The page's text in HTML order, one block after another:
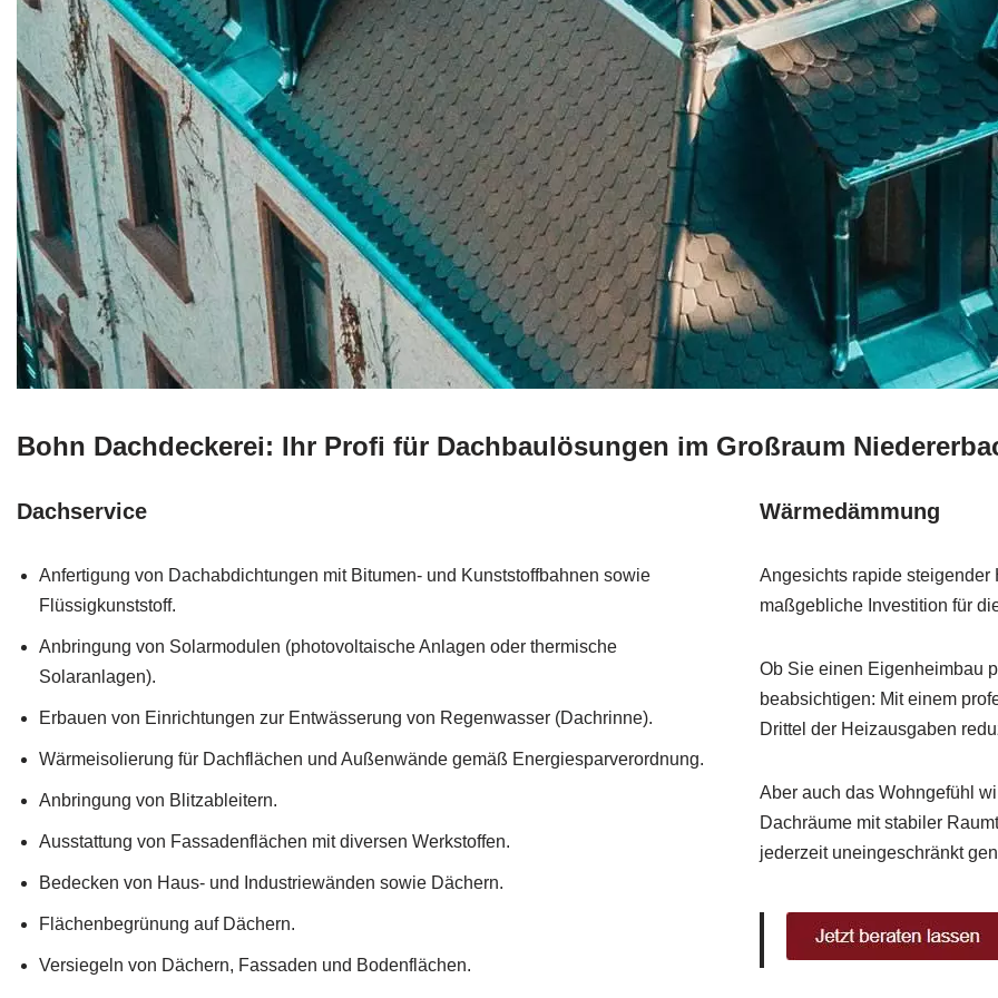
Bohn Dachdeckerei: Ihr Profi für Dachbaulösungen im Großraum
Dachservice
Anfertigung von Dachabdichtungen mit Bitumen- und Kunststoffbahnen sowie
Flüssigkunststoff.
Anbringung von Solarmodulen (photovoltaische Anlagen oder thermische
Solaranlagen).
Erbauen von Einrichtungen zur Entwässerung von Regenwasser (Dachrinne).
Wärmeisolierung für Dachflächen und Außenwände gemäß Energiesparverordnung.
Anbringung von Blitzableitern.
Ausstattung von Fassadenflächen mit diversen Werkstoffen.
Bedecken von Haus- und Industriewänden sowie Dächern.
Flächenbegrünung auf Dächern.
Versiegeln von Dächern, Fassaden und Bodenflächen.
Wärmedämmung
Angesichts rapide
maßgebliche Investition für
Ob Sie einen Eigenheimbau
beabsichtigen: Mit einem
Drittel der Heizausgaben
Aber auch das Wohngefühl
Dachräume mit stabiler
jederzeit uneingeschränkt